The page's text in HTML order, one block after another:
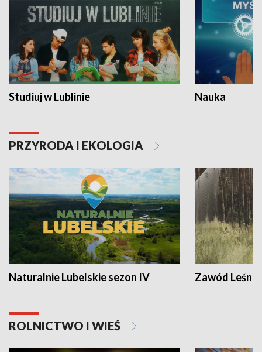
Studiuj w Lublinie Nauka
PRZYRODA I EKOLOGIA
Naturalnie Lubelskie sezon IV Zawód Leśnik
ROLNICTWO I WIEŚ